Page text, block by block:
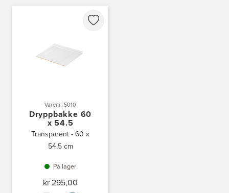
Varenr.: 5010
Dryppbakke 60
x 54.5
Transparent - 60 x
54,5 cm
På lager
kr 295,00